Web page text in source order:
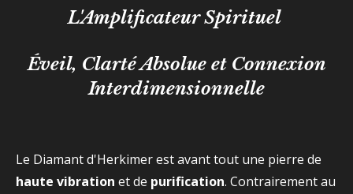
L'Amplificateur Spirituel
Éveil, Clarté Absolue et Connexion
Interdimensionnelle
Le Diamant d'Herkimer est avant tout une pierre de
haute vibration et de purification. Contrairement au